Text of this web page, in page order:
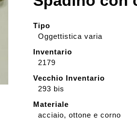
Tipo
Oggettistica varia
Inventario
2179
Vecchio Inventario
293 bis
Materiale
acciaio, ottone e corno